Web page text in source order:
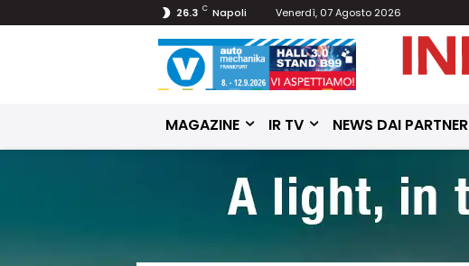
26.3 C Napoli Venerdì, 07 Agosto 2026
MAGAZINE IR TV NEWS DAI PARTNER